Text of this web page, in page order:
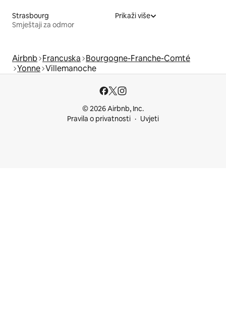
Strasbourg
Smještaji za odmor
Prikaži više
Airbnb Francuska Bourgogne-Franche-Comté
Yonne Villemanoche
© 2026 Airbnb, Inc.
Pravila o privatnosti
Uvjeti